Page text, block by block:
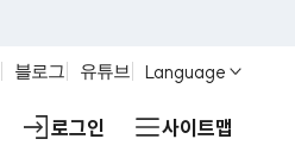
블로그 유튜브 Language
로그인 사이트맵